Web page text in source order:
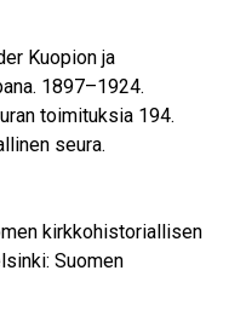
Kuopion ja
1897–1924.
toimituksia 194.
seura.
kirkkohistoriallisen
Suomen